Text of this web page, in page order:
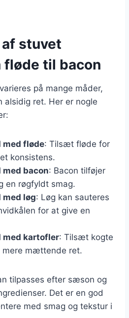
stuvet
fløde til bacon
på mange måder,
alsidig ret. Her er nogle
med fløde: Tilsæt fløde for
konsistens.
bacon: Bacon tilføjer
en røgfyldt smag.
løg: Løg kan sauteres
for at give en
med kartofler: Tilsæt kogte
mere mættende ret.
tilpasses efter sæson og
Det er en god
med smag og tekstur i